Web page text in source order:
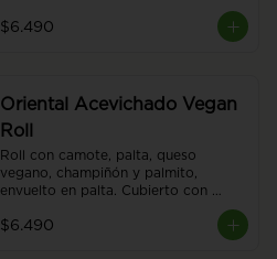
chimichurri y salsa teriyaki, 8 piezas.
$6.490
Oriental Acevichado Vegan
Roll
Roll con camote, palta, queso
vegano, champiñón y palmito,
envuelto en palta. Cubierto con
ceviche vegano. Sin arroz. 8 piezas.
$6.490